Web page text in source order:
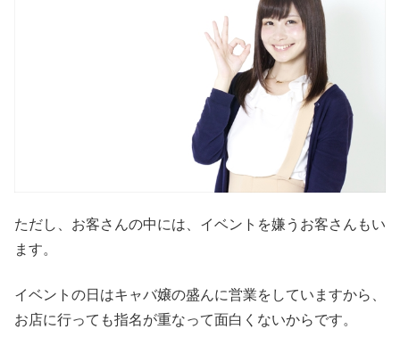
ただし、お客さんの中には、イベントを嫌うお客さんもい
ます。
イベントの日はキャバ嬢の盛んに営業をしていますから、
お店に行っても指名が重なって面白くないからです。